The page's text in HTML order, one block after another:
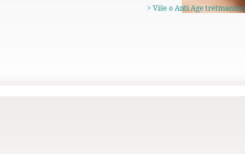
> Više o Anti Age